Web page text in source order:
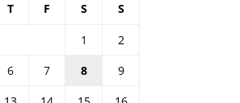
T F S S
1
2
6 7 8
9